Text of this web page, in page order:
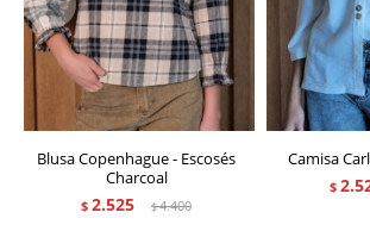
Blusa Copenhague - Escosés
Charcoal
$ 2.525 $4.400
Camisa
$